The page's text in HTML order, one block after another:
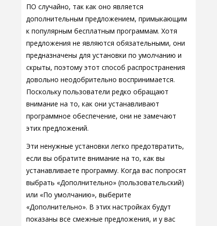
ПО случайно, так как оно является
дополнительным предложением, примыкающим
к популярным бесплатным программам. Хотя
предложения не являются обязательными, они
предназначены для установки по умолчанию и
скрыты, поэтому этот способ распространения
довольно неодобрительно воспринимается.
Поскольку пользователи редко обращают
внимание на то, как они устанавливают
программное обеспечение, они не замечают
этих предложений.
Эти ненужные установки легко предотвратить,
если вы обратите внимание на то, как вы
устанавливаете программу. Когда вас попросят
выбрать «Дополнительно» (пользовательский)
или «По умолчанию», выберите
«Дополнительно». В этих настройках будут
показаны все смежные предложения, и у вас